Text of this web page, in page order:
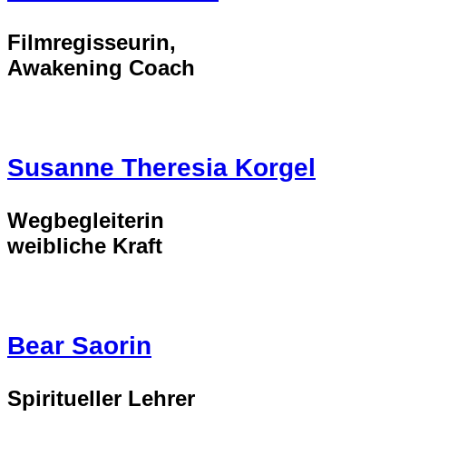
Filmregisseurin,
Awakening Coach
Susanne Theresia Korgel
Wegbegleiterin
weibliche Kraft
Bear Saorin
Spiritueller Lehrer